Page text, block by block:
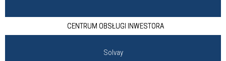
CENTRUM OBSŁUGI INWESTORA
Solvay